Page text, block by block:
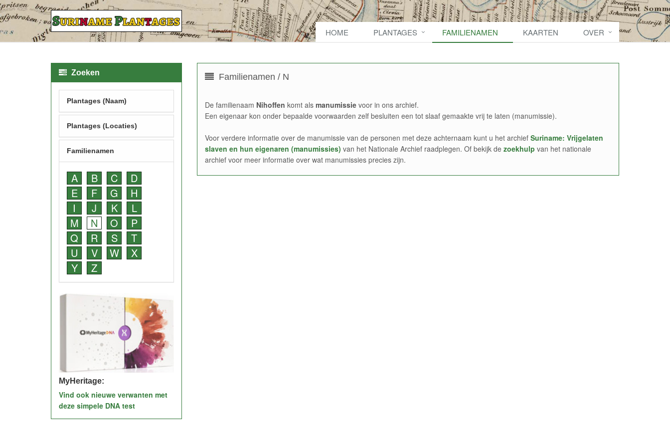
HOME PLANTAGES FAMILIENAMEN KAARTEN OVER
Familienamen / N
De familienaam Nihoffen komt als manumissievoor in ons archief.
Een eigenaar kon onder bepaalde voorwaarden zelf besluiten een tot slaaf gemaakte vrij te laten (manumissie).
Voor verdere informatie over de manumissie van de personen met deze achternaam kunt u het archief Suriname: Vrijgelaten
slaven en hun eigenaren (manumissies) van het Nationale Archief raadplegen. Of bekijk de zoekhulp van het nationale
archief voor meer informatie over wat manumissies precies zijn.
Zoeken
Plantages (Naam)
Plantages (Locaties)
Familienamen
A B C
D
E
F G
H
I
J K
L
M
N O
P
Q
R S
T
U
V W
X
Y
Z
MyHeritage:
Vind ook nieuwe verwanten met
deze simpele DNA test